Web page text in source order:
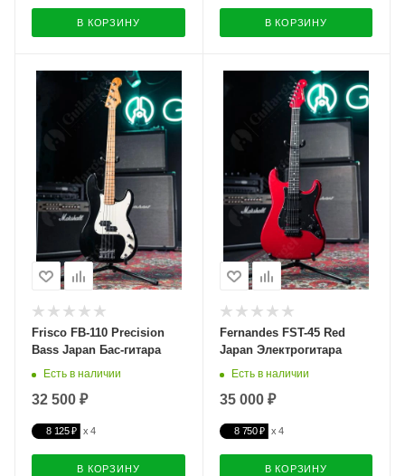
В КОРЗИНУ В КОРЗИНУ
Frisco FB-110 Precision
Bass Japan Бас-гитара
Есть в наличии
32 500 ₽
8 125 ₽
В КОРЗИНУ
Fernandes FST-45 Red
Japan Электрогитара
Есть в наличии
35 000 ₽
8 750 ₽
В КОРЗИНУ